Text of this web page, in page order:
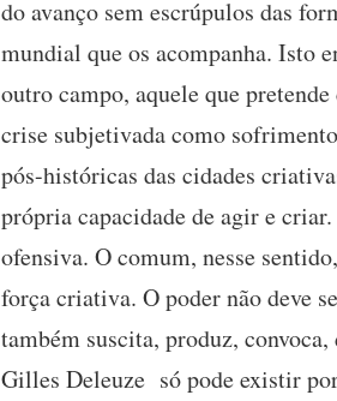
do avanço sem escrúpulos das
mundial que os acompanha. Isto
outro campo, aquele que
crise subjetivada como
pós-históricas das cidades
própria capacidade de agir e
ofensiva. O comum, nesse
força criativa. O poder não deve
também suscita, produz,
Gilles Deleuze só pode existir